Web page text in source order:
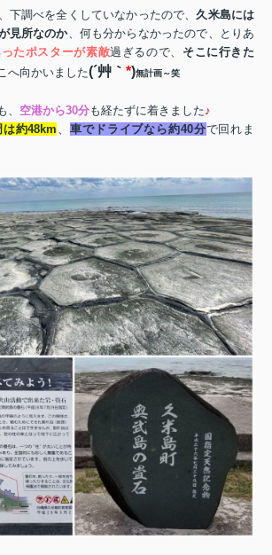
下調べを全くしていなかったので、久米島には
見所なのか、何も分からなかったので、とりあ
たポスターが素敵過ぎるので、 そこに行きた
へ向かいました(´艸｀ *)無計画～笑
空港から30分も経たずに着きました♪
は約48km 、車でドライブなら約40分で回れま